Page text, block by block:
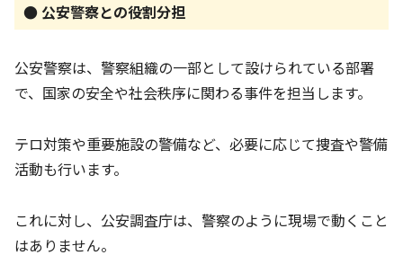
● 公安警察との役割分担
公安警察は、警察組織の一部として設けられている部署
で、国家の安全や社会秩序に関わる事件を担当します。
テロ対策や重要施設の警備など、必要に応じて捜査や警備
活動も行います。
これに対し、公安調査庁は、警察のように現場で動くこと
はありません。